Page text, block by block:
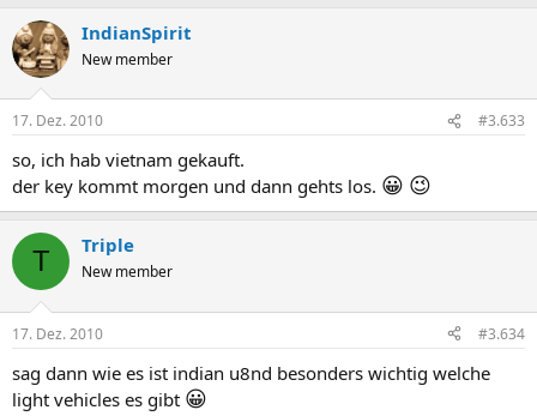
IndianSpirit
New member
17. Dez. 2010 #3.633
so, ich hab vietnam gekauft.
der key kommt morgen und dann gehts los. 😀 😉
T Triple
New member
17. Dez. 2010 #3.634
sag dann wie es ist indian u8nd besonders wichtig welche
light vehicles es gibt 😀